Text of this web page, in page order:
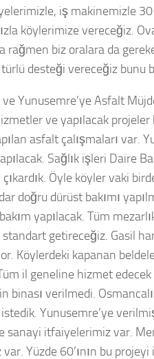
iş makinemizle 30
köylerimize vereceğiz.
rağmen biz oralara da
desteği vereceğiz bunu
Yunusemre’ye Asfalt
ve yapılacak
asfalt çalışmaları var.
Sağlık işleri Daire
Öyle köyler vaki
doğru dürüst bakımı
yapılacak. Tüm
getireceğiz. Gasil
Köylerdeki kapanan
il geneline hizmet
binası verilmedi.
istedik. Yunusemre’ye
sanayi itfaiyelerimiz var.
var. Yüzde 60’ının bu